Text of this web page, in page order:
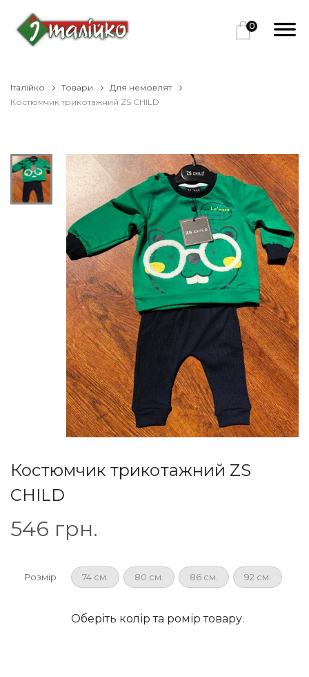
0
Італійко Товари
Для немовлят
Костюмчик трикотажний ZS CHILD
Костюмчик трикотажний ZS
CHILD
546 грн.
Розмір 74 см. 80 см. 86 см. 92 см.
Оберіть колір та ромір товару.